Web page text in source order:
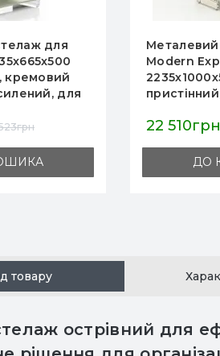
для
кремовий
для
Modern
складу та
22 510грн
ДО
товару
острівний для